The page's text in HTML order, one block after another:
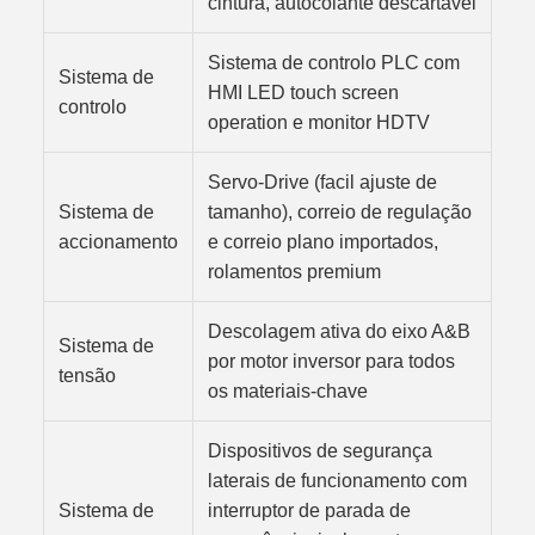
Sistema de
controlo
Sistema de controlo PLC com
HMI LED touch screen
operation e monitor HDTV
Sistema de
accionamento
Servo-Drive (facil ajuste de
tamanho), correio de regulação
e correio plano importados,
rolamentos premium
Sistema de
tensão
Descolagem ativa do eixo A&B
por motor inversor para todos
os materiais-chave
Sistema de
Dispositivos de segurança
laterais de funcionamento com
interruptor de parada de